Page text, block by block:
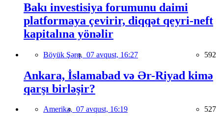
Bakı investisiya forumunu daimi
platformaya çevirir, diqqət qeyri-neft
kapitalına yönəlir
Böyük Şərq, 07 avqust, 16:27 592
Ankara, İslamabad və Ər-Riyad kimə
qarşı birləşir?
Amerika, 07 avqust, 16:19 527